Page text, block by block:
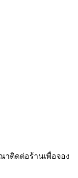
าติดต่อร้านเพื่อจอง